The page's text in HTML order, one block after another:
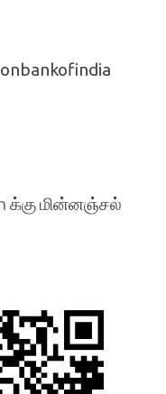
க்கு மின்னஞ்சல்